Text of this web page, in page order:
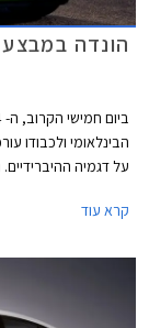
הונדה במבצע
הבינלאומי ולכבודו
קרא עוד